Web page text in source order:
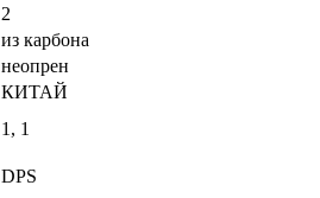
2
из карбона
неопрен
КИТАЙ
1, 1
DPS